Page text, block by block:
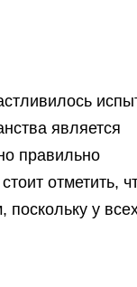
является
правильно
отметить,
у